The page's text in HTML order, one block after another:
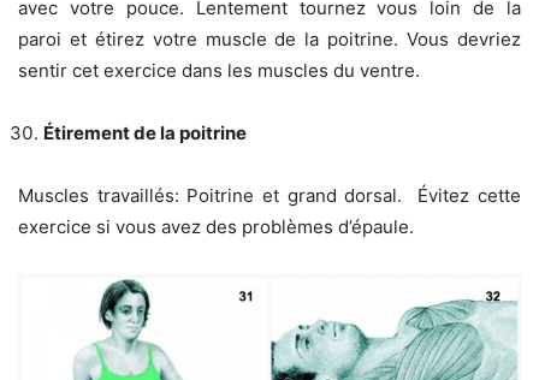
avec votre pouce. Lentement tournez vous loin de la
paroi et étirez votre muscle de la poitrine. Vous devriez
sentir cet exercice dans les muscles du ventre.
Étirement de la poitrine
Muscles travaillés: Poitrine et grand dorsal. Évitez cette
exercice si vous avez des problèmes d’épaule.